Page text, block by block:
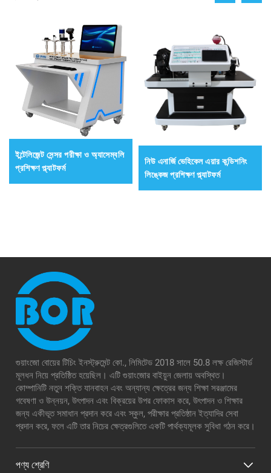
ইন্টেলিজেন্ট সেন্সর পরীক্ষা ও অ্যাসেম্বলি
প্রশিক্ষণ প্ল্যাটফর্ম
নিউ এনার্জি ভেহিকেল এয়ার কন্ডিশনিং
লিঙ্কেজ প্রশিক্ষণ প্ল্যাটফর্ম
গুয়াংজো বোয়ের টিচিং ইনস্ট্রুমেন্ট কো., লিমিটেড 2018 সালে 50.8 লক্ষ রেজিস্টার্ড
মূলধন নিয়ে প্রতিষ্ঠিত হয়েছিল। এটি গুয়াংজোর বাইয়ুন জেলায় অবস্থিত।
কোম্পানিটি নতুন শক্তি যানবাহন এবং অন্যান্য ক্ষেত্রের জন্য শিক্ষা সরঞ্জামের
গবেষণা ও উন্নয়ন, উৎপাদন এবং বিক্রয়ের উপর ফোকাস করে, উৎপাদন ও শিক্ষার
জন্য একীভূত সমাধান প্রদান করে এবং স্কুল, পরীক্ষার প্রতিষ্ঠান ইত্যাদির সেবা
প্রদান করে, ফলে এটি তার নিচের ক্ষেত্রগুলিতে একটি পার্থক্যমূলক সুবিধা গঠন করে।
পণ্য শ্রেণি